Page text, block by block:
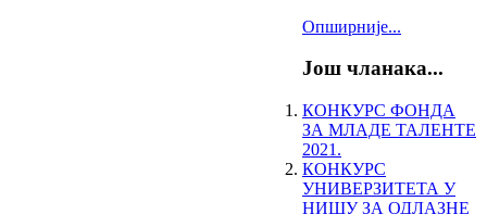
Опширније...
Још чланака...
КОНКУРС ФОНДА
ЗА МЛАДЕ ТАЛЕНТЕ
2021.
КОНКУРС
УНИВЕРЗИТЕТА У
НИШУ ЗА ОДЛАЗНЕ